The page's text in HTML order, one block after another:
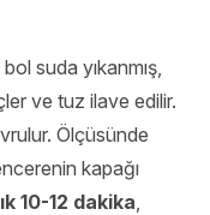
suda yıkanmış,
ve tuz ilave edilir.
Ölçüsünde
kapağı
10-12 dakika